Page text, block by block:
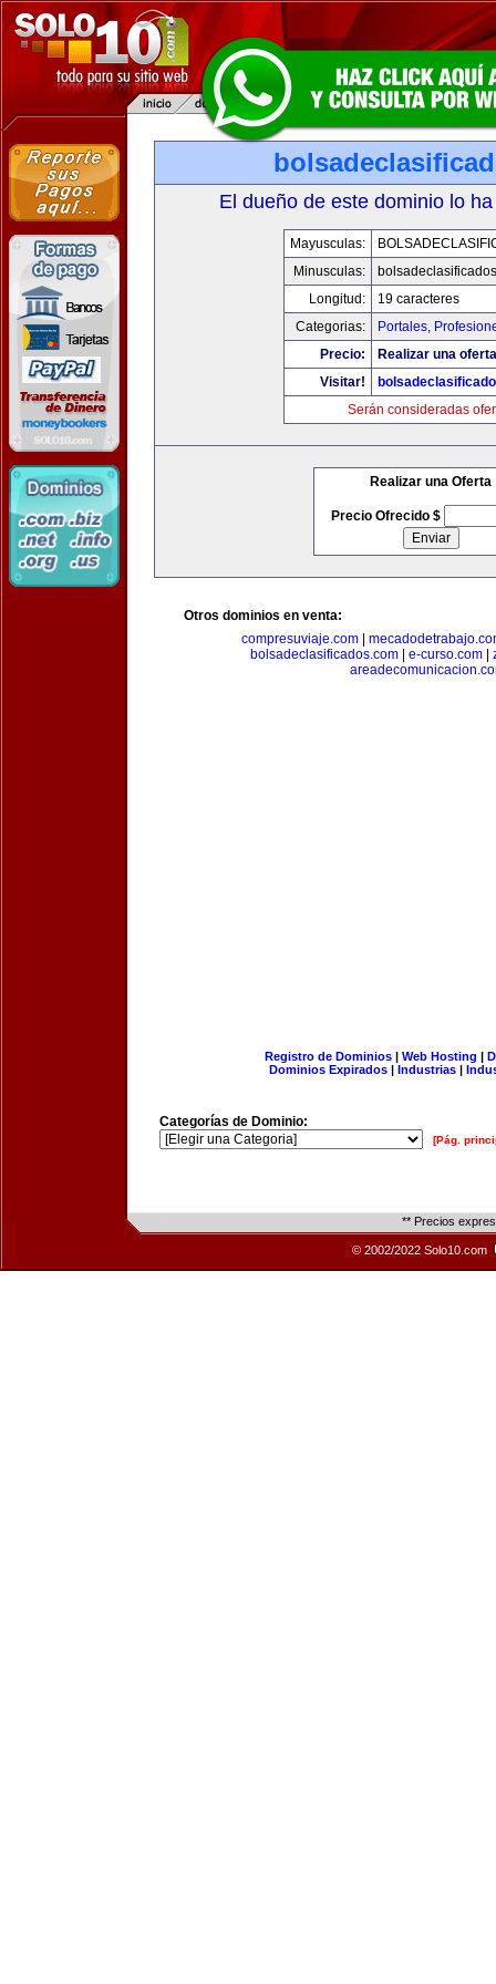
El dueño de este dominio lo
Mayusculas:
Minusculas:
Longitud:
19 caracteres
Categorias:
Portales,
Precio:
Realizar una
Visitar!
Serán consideradas
Realizar una Oferta
Precio Ofrecido $
Otros dominios en venta:
compresuviaje.com
bolsadeclasificados.com
e-curso.com
Registro de Dominios| Web Hosting |
Dominios Expirados | Industrias |
Categorías de Dominio:
[Pág.
** Precios
© 2002/2022 Solo10.com